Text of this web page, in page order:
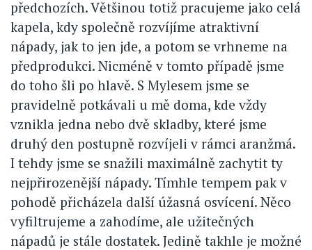
předchozích. Většinou totiž pracujeme jako celá
kapela, kdy společně rozvíjíme atraktivní
nápady, jak to jen jde, a potom se vrhneme na
předprodukci. Nicméně v tomto případě jsme
do toho šli po hlavě. S Mylesem jsme se
pravidelně potkávali u mě doma, kde vždy
vznikla jedna nebo dvě skladby, které jsme
druhý den postupně rozvíjeli v rámci aranžmá.
I tehdy jsme se snažili maximálně zachytit ty
nejpřirozenější nápady. Tímhle tempem pak v
pohodě přicházela další úžasná osvícení. Něco
vyfiltrujeme a zahodíme, ale užitečných
nápadů je stále dostatek. Jedině takhle je možné